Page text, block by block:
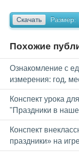
Скачать Размер:
Похожие
Ознакомление с
измерения: год,
Конспект урока
"Праздники в
Конспект
праздники» на